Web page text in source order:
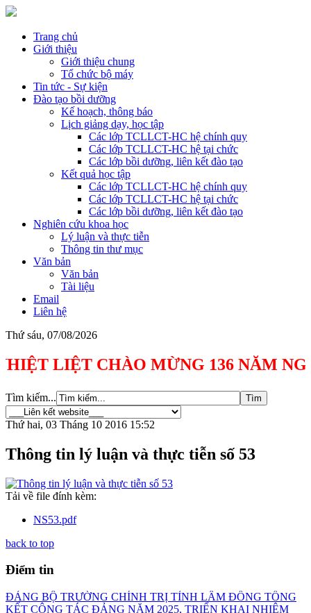
Trang chủ
Giới thiệu
Giới thiệu chung
Tổ chức bộ máy
Tin tức - Sự kiện
Đào tạo bồi dưỡng
Kế hoạch, thông báo
Lịch giảng dạy, học tập
Các lớp TCLLCT-HC hệ chính quy
Các lớp TCLLCT-HC hệ tại chức
Các lớp bồi dưỡng, liên kết đào tạo
Kết quả học tập
Các lớp TCLLCT-HC hệ chính quy
Các lớp TCLLCT-HC hệ tại chức
Các lớp bồi dưỡng, liên kết đào tạo
Nghiên cứu khoa học
Lý luận và thực tiễn
Thông tin thư mục
Văn bản
Văn bản
Tài liệu
Email
Liên hệ
Thứ sáu, 07/08/2026
LIỆT CHÀO MỪNG 136 NĂM NGÀY
Tìm kiếm...
Thứ hai, 03 Tháng 10 2016 15:52
Thông tin lý luận và thực tiễn số 53
Tải về file đính kèm:
NS53.pdf
back to top
Điểm tin
ĐẢNG BỘ TRƯỜNG CHÍNH TRỊ TỈNH LÂM ĐỒNG TỔNG
KẾT CÔNG TÁC ĐẢNG NĂM 2025, TRIỂN KHAI NHIỆM